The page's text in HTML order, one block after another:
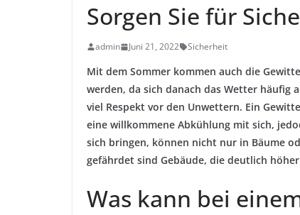
Sorgen Sie für
admin Juni 21, 2022 Sicherheit
Mit dem Sommer kommen auch die
werden, da sich danach das Wetter häufig
viel Respekt vor den Unwettern. Ein
eine willkommene Abkühlung mit sich,
sich bringen, können nicht nur in Bäume
gefährdet sind Gebäude, die deutlich
Was kann bei